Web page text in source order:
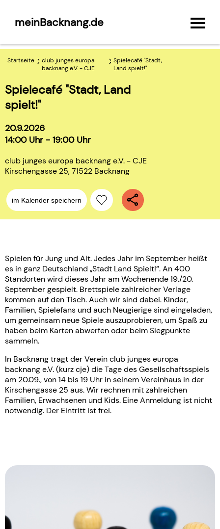
meinBacknang.de
Startseite
club junges europa
backnang e.V. - CJE
Spielecafé "Stadt,
Land spielt!"
Spielecafé "Stadt, Land
spielt!"
20.9.2026
14:00 Uhr - 19:00 Uhr
club junges europa backnang e.V. - CJE
Kirschengasse 25, 71522 Backnang
im Kalender speichern
Spielen für Jung und Alt. Jedes Jahr im September heißt
es in ganz Deutschland „Stadt Land Spielt!“. An 400
Standorten wird dieses Jahr am Wochenende 19./20.
September gespielt. Brettspiele zahlreicher Verlage
kommen auf den Tisch. Auch wir sind dabei. Kinder,
Familien, Spielefans und auch Neugierige sind eingeladen,
um gemeinsam neue Spiele auszuprobieren, um Spaß zu
haben beim Karten abwerfen oder beim Siegpunkte
sammeln.
In Backnang trägt der Verein club junges europa
backnang e.V. (kurz cje) die Tage des Gesellschaftsspiels
am 20.09., von 14 bis 19 Uhr in seinem Vereinhaus in der
Kirschengasse 25 aus. Wir rechnen mit zahlreichen
Familien, Erwachsenen und Kids. Eine Anmeldung ist nicht
notwendig. Der Eintritt ist frei.